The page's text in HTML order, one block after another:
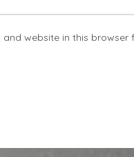
and website in this